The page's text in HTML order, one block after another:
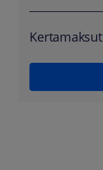
Kertamaksut